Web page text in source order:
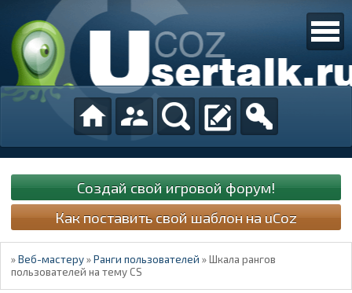
Создай свой игровой форум!
Как поставить свой шаблон на uCoz
»Веб-мастеру »Ранги пользователей »Шкала рангов
пользователей на тему CS